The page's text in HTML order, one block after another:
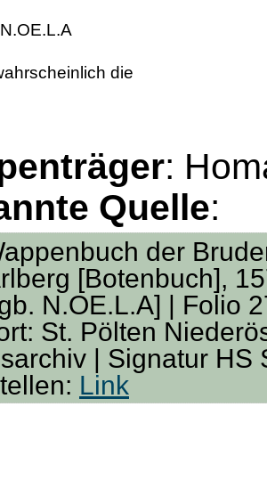
die
:
Quelle:
der
[Botenbuch],
N.OE.L.A] | Folio
St. Pölten
| Signatur HS
Link